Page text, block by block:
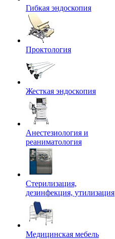
Гибкая эндоскопия
Проктология
Жесткая эндоскопия
Анестезиология и
реаниматология
Стерилизация,
дезинфекция, утилизация
Медицинская мебель